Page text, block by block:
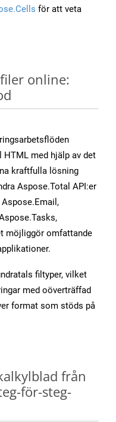
för att veta
filer online:
med hjälp av det
kraftfulla lösning
Aspose.Total API:er
möjliggör omfattande
filtyper, vilket
med oöverträffad
format som stöds på
från
för-steg-